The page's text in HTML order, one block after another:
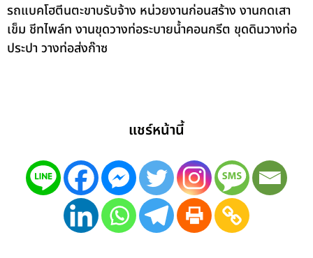
รถแบคโฮตีนตะขาบรับจ้าง หน่วยงานก่อนสร้าง งานกดเสา
เข็ม ชีทไพล์ท งานขุดวางท่อระบายน้ำคอนกรีต ขุดดินวางท่อ
ประปา วางท่อส่งก๊าซ
แชร์หน้านี้